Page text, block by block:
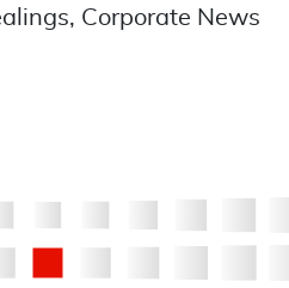
Corporate News